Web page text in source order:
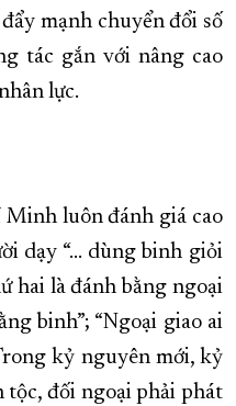
mạnh chuyển đổi số
tác gắn với nâng cao
lực.
luôn đánh giá cao
dạy “... dùng binh giỏi
hai là đánh bằng ngoại
binh”; “Ngoại giao ai
kỷ nguyên mới, kỷ
tộc, đối ngoại phải phát